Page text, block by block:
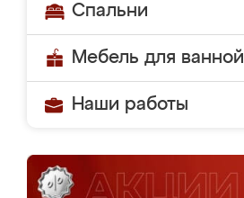
Спальни
Мебель для ванной
Наши работы